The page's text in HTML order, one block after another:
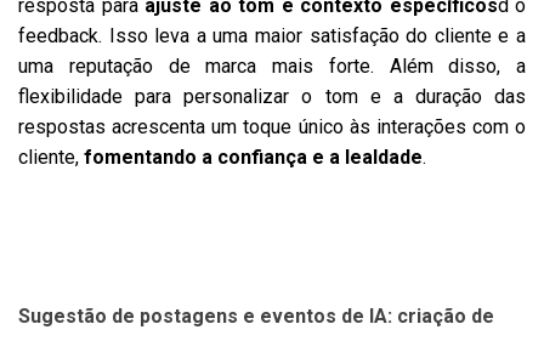
resposta para ajuste ao tom e contexto específicosd o
feedback. Isso leva a uma maior satisfação do cliente e a
uma reputação de marca mais forte. Além disso, a
flexibilidade para personalizar o tom e a duração das
respostas acrescenta um toque único às interações com o
cliente, fomentando a confiança e a lealdade.
Sugestão de postagens e eventos de IA: criação de